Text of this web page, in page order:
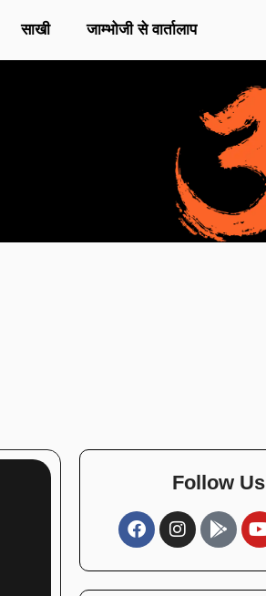
साखी जाम्भोजी से वार्तालाप
Follow Us